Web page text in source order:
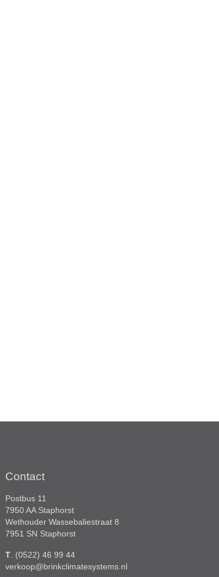
Contact
Postbus 11
7950 AA Staphorst
Wethouder Wassebaliestraat 8
7951 SN Staphorst
T. (0522) 46 99 44
verkoop@brinkclimatesystems.nl